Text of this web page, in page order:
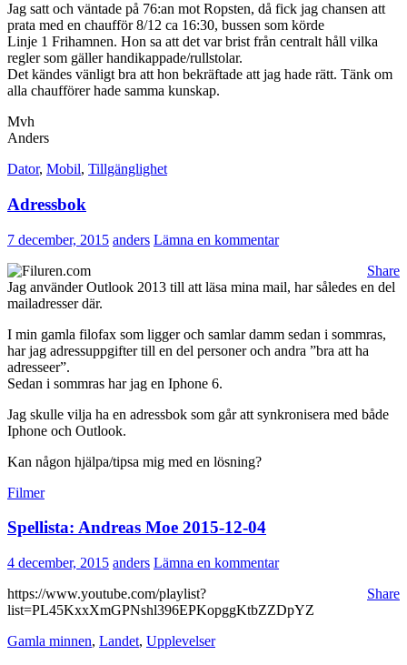
Jag satt och väntade på 76:an mot Ropsten, då fick jag chansen att
prata med en chaufför 8/12 ca 16:30, bussen som körde
Linje 1 Frihamnen. Hon sa att det var brist från centralt håll vilka
regler som gäller handikappade/rullstolar.
Det kändes vänligt bra att hon bekräftade att jag hade rätt. Tänk om
alla chaufförer hade samma kunskap.
Mvh
Anders
Dator, Mobil, Tillgänglighet
Adressbok
7 december, 2015 anders Lämna en kommentar
Share
Jag använder Outlook 2013 till att läsa mina mail, har således en del
mailadresser där.
I min gamla filofax som ligger och samlar damm sedan i sommras,
har jag adressuppgifter till en del personer och andra ”bra att ha
adresseer”.
Sedan i sommras har jag en Iphone 6.
Jag skulle vilja ha en adressbok som går att synkronisera med både
Iphone och Outlook.
Kan någon hjälpa/tipsa mig med en lösning?
Filmer
Spellista: Andreas Moe 2015-12-04
4 december, 2015 anders Lämna en kommentar
Share
https://www.youtube.com/playlist?
list=PL45KxxXmGPNshl396EPKopggKtbZZDpYZ
Gamla minnen, Landet, Upplevelser